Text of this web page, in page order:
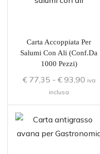
Carta Accoppiata Per
Salumi Con Ali (conf.da
1000 Pezzi)
€77,35 - €93,90 iva
inclusa